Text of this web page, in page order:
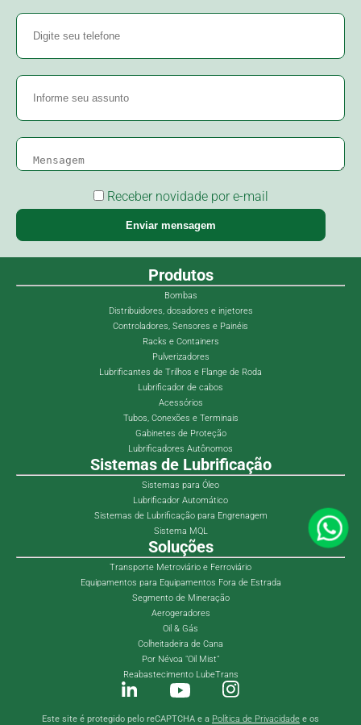
Receber novidade por e-mail
Enviar mensagem
Produtos
Bombas
Distribuidores, dosadores e injetores
Controladores, Sensores e Painéis
Racks e Containers
Pulverizadores
Lubrificantes de Trilhos e Flange de Roda
Lubrificador de cabos
Acessórios
Tubos, Conexões e Terminais
Gabinetes de Proteção
Lubrificadores Autônomos
Sistemas de Lubrificação
Sistemas para Óleo
Lubrificador Automático
Sistemas de Lubrificação para Engrenagem
Sistema MQL
Soluções
Transporte Metroviário e Ferroviário
Equipamentos para Equipamentos Fora de Estrada
Segmento de Mineração
Aerogeradores
Oil & Gás
Colheitadeira de Cana
Por Névoa "Oil Mist"
Reabastecimento LubeTrans
Este site é protegido pelo reCAPTCHA e a Política de Privacidade e os